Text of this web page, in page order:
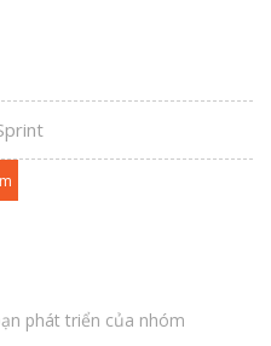
phát triển của nhóm